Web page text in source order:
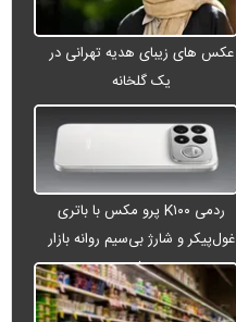
عکس های زیبای هدیه تهرانی در
یک گلخانه
ردمی K۱۰۰ پرو مکس با باتری
غول‌پیکر و شارژ بی‌سیم روانه بازار
می‌شود